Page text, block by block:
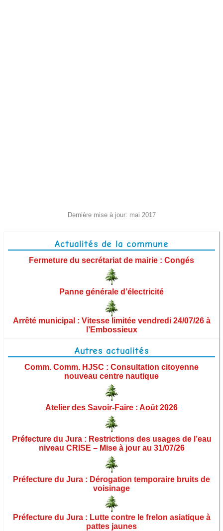
Eau potable et assainissement
Transports et covoiturage
Aide sociale
Démarches administratives
Urbanisme et aménagement
Vie municipale
Commissions municipales
Ordres du jour des conseils municipaux
Procès-verbaux des conseils municipaux
Dernière mise à jour: mai 2017
Actualités de la commune
Fermeture du secrétariat de mairie : Congés
Panne générale d’électricité
Arrêté municipal : Vitesse limitée vendredi 24/07/26 à
l’Embossieux
Autres actualités
Comm. Comm. HJSC : Consultation citoyenne
nouveau centre nautique
Atelier des Savoir-Faire : Août 2026
Préfecture du Jura : Restrictions des usages de l’eau
niveau CRISE – Mise à jour au 31/07/26
Préfecture du Jura : Dérogation temporaire bruits de
voisinage
Préfecture du Jura : Lutte contre le frelon asiatique à
pattes jaunes